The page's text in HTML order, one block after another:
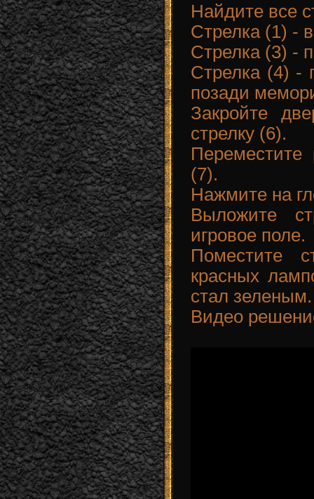
Найдите все
Стрелка (1) -
Стрелка (3) -
Стрелка (4) -
позади
Закройте
стрелку (6).
(7).
Нажмите на
Выложите
игровое поле.
Поместите
красных
стал зеленым.
Видео